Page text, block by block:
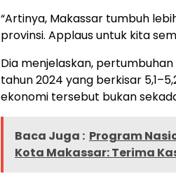
“Artinya, Makassar tumbuh
provinsi. Applaus untuk kita
Dia menjelaskan,
tahun 2024 yang berkisar
ekonomi tersebut bukan
Baca Juga : Program
Kota Makassar: Terima